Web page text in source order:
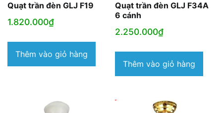
Quạt trần đèn GLJ F19
1.820.000₫
Thêm vào giỏ hàng
Quạt trần đèn GLJ F34A
6 cánh
2.250.000₫
Thêm vào giỏ hàng